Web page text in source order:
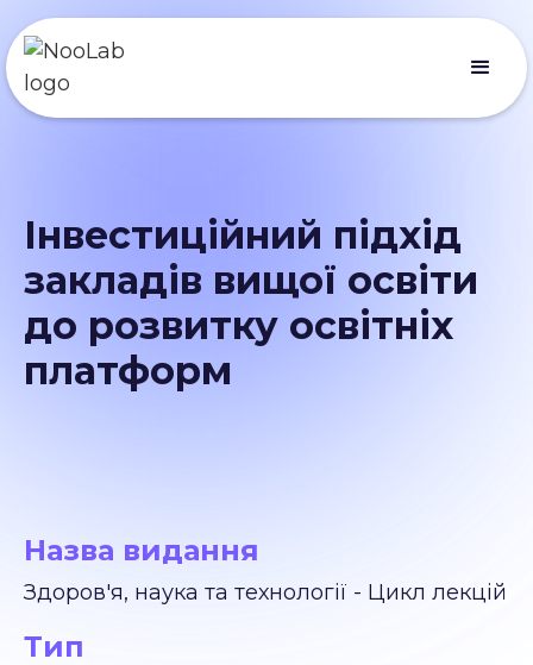
Інвестиційний підхід
закладів вищої освіти
до розвитку освітніх
платформ
Назва видання
Здоров'я, наука та технології - Цикл лекцій
Тип